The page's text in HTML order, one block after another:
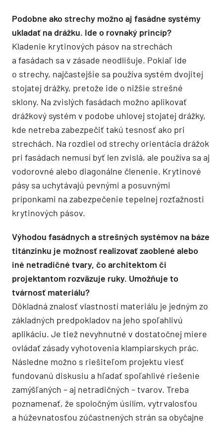
Podobne ako strechy možno aj fasádne systémy
ukladať na drážku. Ide o rovnaký princíp?
Kladenie krytinových pásov na strechách
a fasádach sa v zásade neodlišuje. Pokiaľ ide
o strechy, najčastejšie sa používa systém dvojitej
stojatej drážky, pretože ide o nižšie strešné
sklony. Na zvislých fasádach možno aplikovať
drážkový systém v podobe uhlovej stojatej drážky,
kde netreba zabezpečiť takú tesnosť ako pri
strechách. Na rozdiel od strechy orientácia drážok
pri fasádach nemusí byť len zvislá, ale používa sa aj
vodorovné alebo diagonálne členenie. Krytinové
pásy sa uchytávajú pevnými a posuvnými
príponkami na zabezpečenie tepelnej rozťažnosti
krytinových pásov.
Výhodou fasádnych a strešných systémov na báze
titánzinku je možnosť realizovať zaoblené alebo
iné netradičné tvary, čo architektom či
projektantom rozväzuje ruky. Umožňuje to
tvárnosť materiálu?
Dôkladná znalosť vlastností materiálu je jedným zo
základných predpokladov na jeho spoľahlivú
aplikáciu. Je tiež nevyhnutné v dostatočnej miere
ovládať zásady vyhotovenia klampiarskych prác.
Následne možno s riešiteľom projektu viesť
fundovanú diskusiu a hľadať spoľahlivé riešenie
zamýšľaných – aj netradičných – tvarov. Treba
poznamenať, že spoločným úsilím, vytrvalosťou
a húževnatosťou zúčastnených strán sa obyčajne